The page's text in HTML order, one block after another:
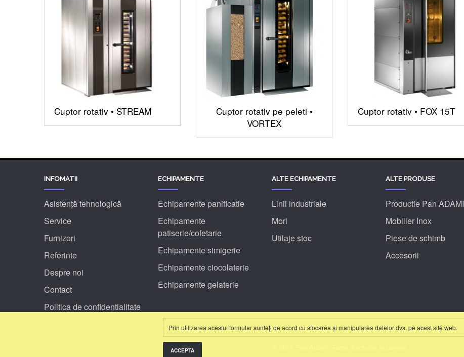
Cuptor rotativ • STREAM
Cuptor rotativ pe peleti •
VORTEX
Cuptor rotativ • FOX 15T
INFOMATII
Asistență tehnologică
Service
Furnizori
Referinte
Despre noi
Contact
Politica de confidentialitate
ECHIPAMENTE
Echipamente panificatie
Echipamente
patiserie/cofetarie
Echipamente simigerie
Echipamente ciocolaterie
Echipamente gelaterie
ALTE ECHIPAMENTE
Linii industriale
Mori
Utilaje stoc
ALTE PRODUSE
Productie Pan ADAMI
Mobilier Inox
Piese de schimb
Accesorii
Prin utilizarea acestui formular sunteți de acord cu stocarea și manipularea datelor dvs. pe acest site web.
ACCEPTA